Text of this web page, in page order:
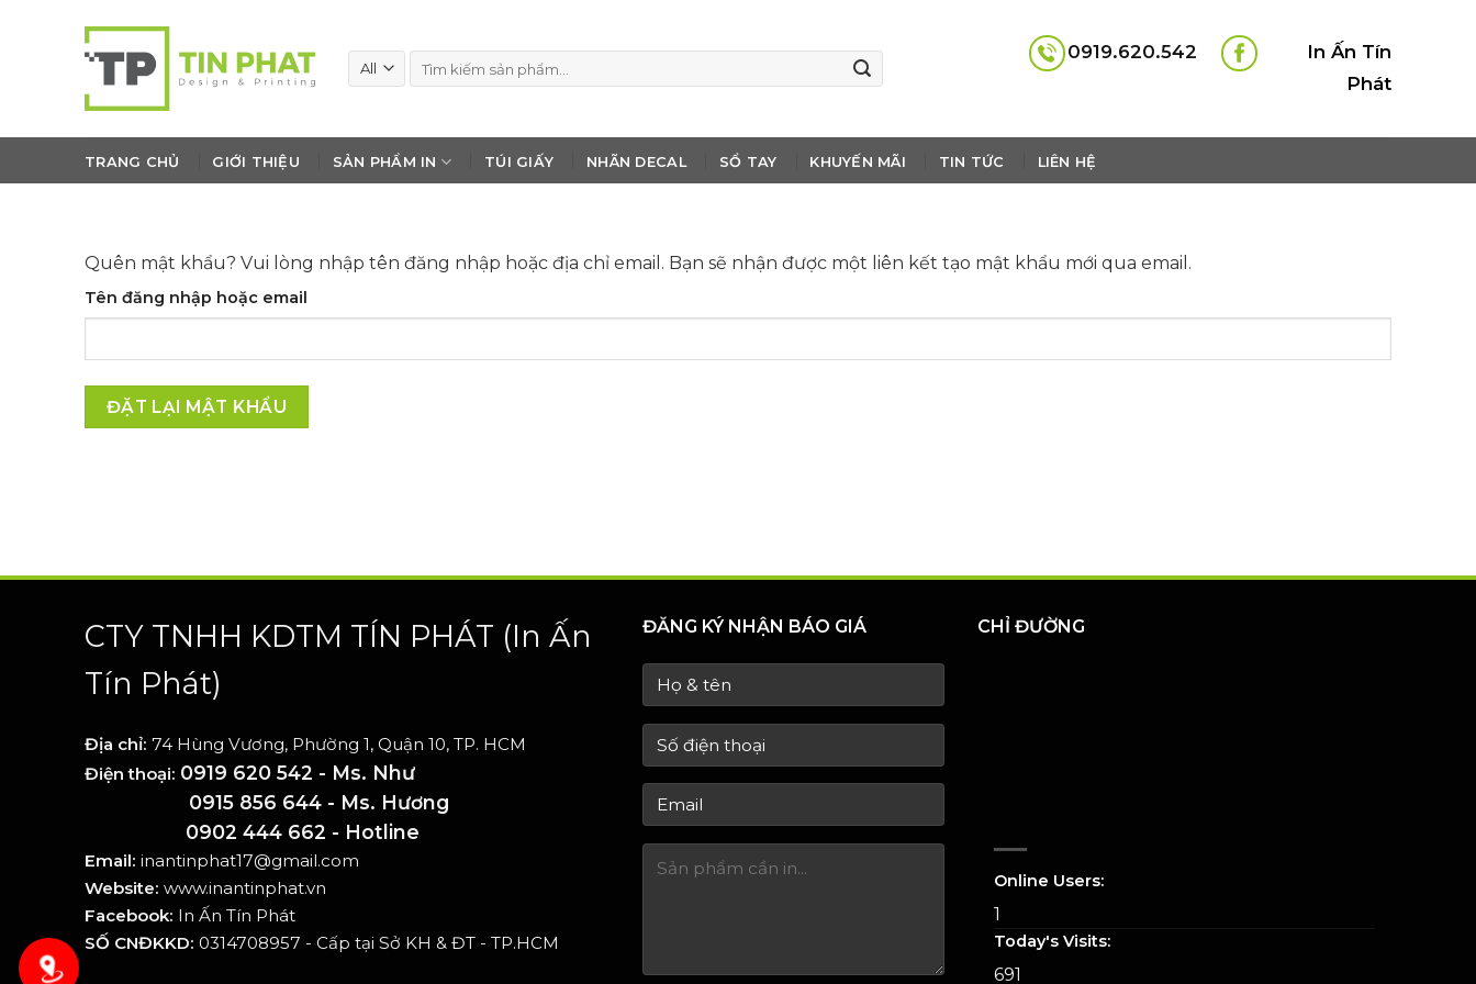
0919.620.542
In Ấn Tín
Phát
TRANG CHỦ GIỚI THIỆU SẢN PHẨM IN TÚI GIẤY NHÃN DECAL SỔ TAY KHUYẾN MÃI TIN TỨC LIÊN HỆ
Quên mật khẩu? Vui lòng nhập tên đăng nhập hoặc địa chỉ email. Bạn sẽ nhận được một liên kết tạo mật khẩu mới qua email.
Tên đăng nhập hoặc email
ĐẶT LẠI MẬT KHẨU
CTY TNHH KDTM TÍN PHÁT (In Ấn
Tín Phát)
Địa chỉ: 74 Hùng Vương, Phường 1, Quận 10, TP. HCM
Điện thoại: 0919 620 542 - Ms. Như
0915 856 644 - Ms. Hương
0902 444 662 - Hotline
Email: inantinphat17@gmail.com
Website: www.inantinphat.vn
Facebook: In Ấn Tín Phát
SỐ CNĐKKD: 0314708957 - Cấp tại Sở KH & ĐT - TP.HCM
ĐĂNG KÝ NHẬN BÁO GIÁ CHỈ ĐƯỜNG
Online Users:
1
Today's Visits:
691